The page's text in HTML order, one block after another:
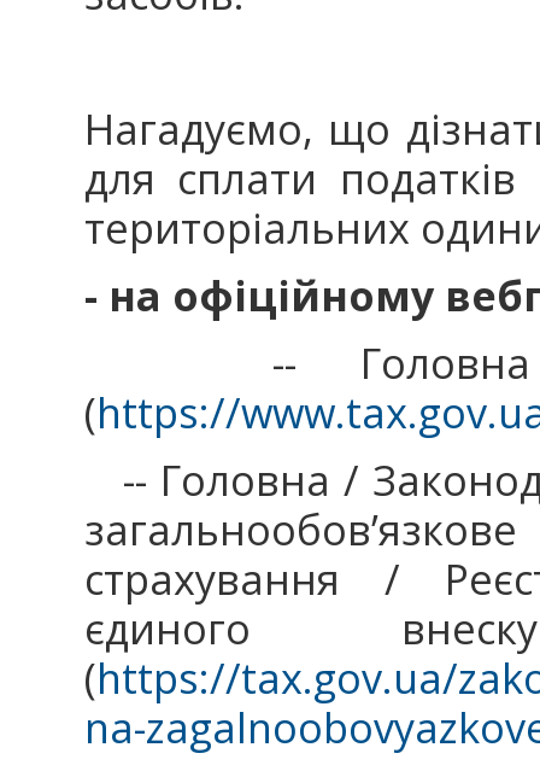
Нагадуємо, що
для сплати податків
територіальних
- на офіційному
-- Головна /
(https://
-- Головна /
страхування /
єдиного
(https://tax.gov.ua/
na-